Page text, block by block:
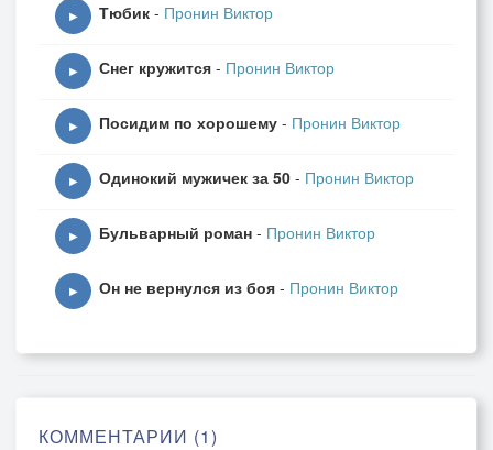
▶ Тюбик - Пронин Виктор
▶ Снег кружится - Пронин Виктор
▶ Посидим по хорошему - Пронин Виктор
▶ Одинокий мужичек за 50 - Пронин Виктор
▶ Бульварный роман - Пронин Виктор
▶ Он не вернулся из боя - Пронин Виктор
КОММЕНТАРИИ (1)